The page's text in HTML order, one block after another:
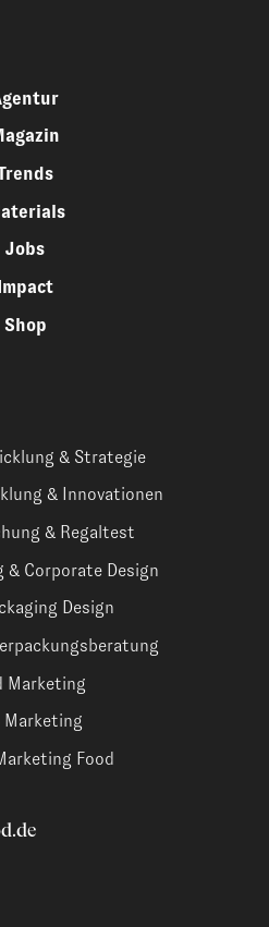
Jobs
Impact
Shop
& Strategie
& Innovationen
& Regaltest
& Corporate Design
Design
Marketing
Marketing
Food